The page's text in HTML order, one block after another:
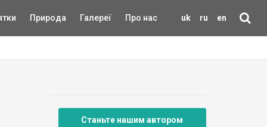
uk ru en
Природа Галереї Про нас
Станьте нашим автором